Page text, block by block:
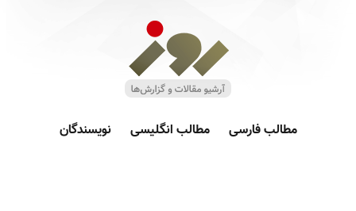
مطالب فارسی مطالب انگلیسی نویسندگان